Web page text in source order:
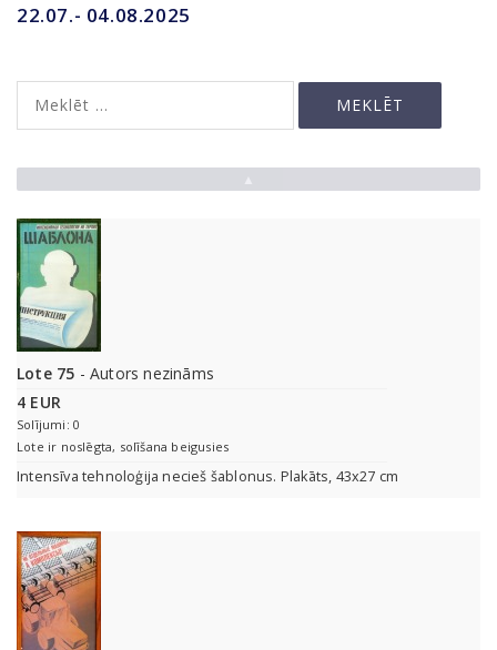
22.07.- 04.08.2025
Lote 75 - Autors nezināms
4 EUR
Solījumi: 0
Lote ir noslēgta, solīšana beigusies
Intensīva tehnoloģija necieš šablonus. Plakāts, 43x27 cm